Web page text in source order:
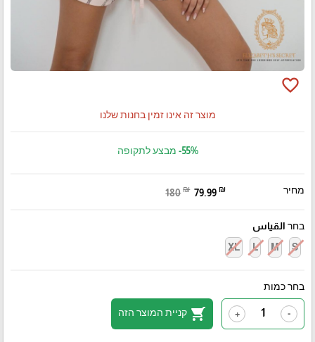
favorite_border
מוצר זה אינו זמין בחנות שלנו
-55% מבצע לתקופה
מחיר 180 ₪ 79.99 ₪
בחר القياس
S
M
L
XL
בחר כמות
-
+
shopping_cart קניית המוצר הזה